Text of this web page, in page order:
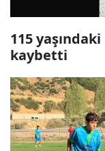
115
kaybetti